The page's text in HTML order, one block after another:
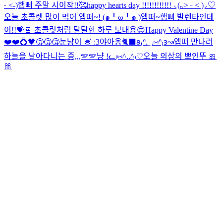
ᵕ ˂˶)햅삐 주말 시이작!!🥰happy hearts day !!!!!!!!!!!! ⸜(｡˃ ᵕ ˂ )⸝♡
오늘 초콜렛 많이 먹어 엡떠~! (๑╹ω╹๑ )엡떠~햅삐 발렌타인데
이!!💝🍫 초콜릿처럼 달달한 하루 보내용😍Happy Valentine Day
❤️❤️💍🖤😴😴😴눈냥이 🍧 :3야아옹🐈‍⬛ 𐐪₍ᐢ. ̫ .⑅ᐢ₎𐑂↝엡떠 만나러
하늘을 날아다니는 중,,,🪽🪽냥 !ᓚ₍⑅^..^₎♡오늘 의상의 뽀인뚜 🎀
🎀